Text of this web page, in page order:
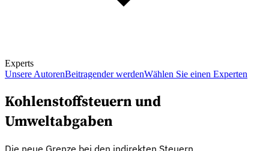
Experts
Unsere AutorenBeitragender werdenWählen Sie einen Experten
Kohlenstoffsteuern und
Umweltabgaben